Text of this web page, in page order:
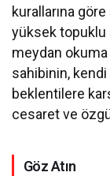
kurallarına
yüksek topuklu
meydan okuma
sahibinin,
beklentilere
cesaret ve
Göz Atın